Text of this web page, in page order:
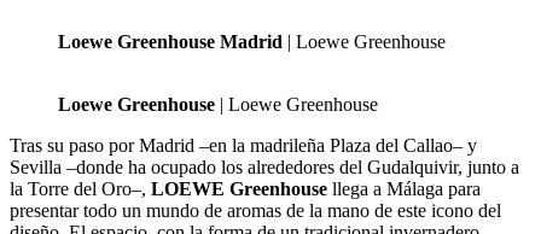
Loewe Greenhouse Madrid | Loewe Greenhouse
Loewe Greenhouse | Loewe Greenhouse
Tras su paso por Madrid –en la madrileña Plaza del Callao– y
Sevilla –donde ha ocupado los alrededores del Gudalquivir, junto a
la Torre del Oro–, LOEWE Greenhouse llega a Málaga para
presentar todo un mundo de aromas de la mano de este icono del